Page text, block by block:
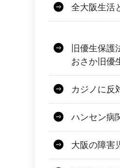
全大阪生活
旧優生保
おさか旧優
カジノに
ハンセン病
大阪の障害